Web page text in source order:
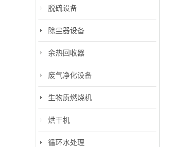
脱硫设备
除尘器设备
余热回收器
废气净化设备
生物质燃烧机
烘干机
循环水处理